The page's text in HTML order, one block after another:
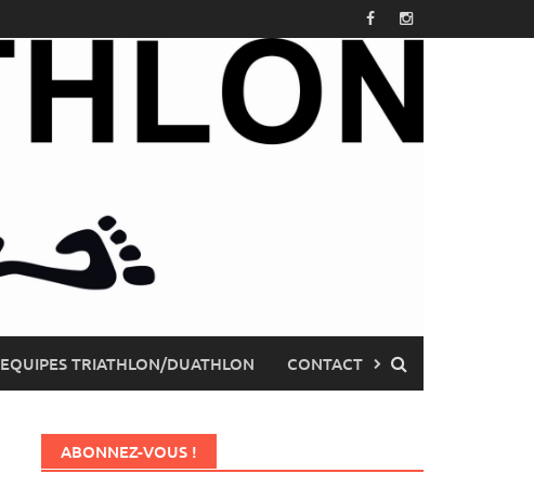
EQUIPES TRIATHLON/DUATHLON CONTACT
ABONNEZ-VOUS !